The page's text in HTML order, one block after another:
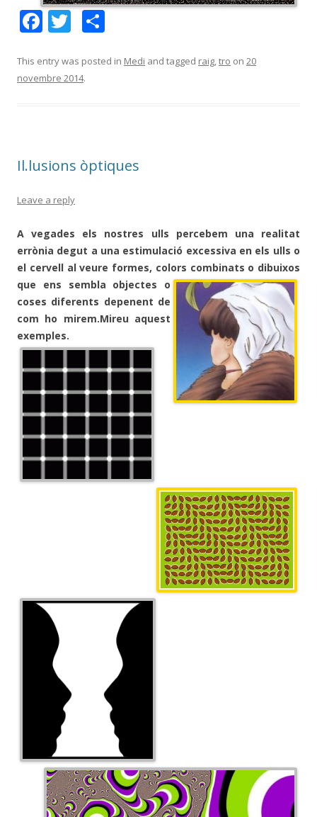
F
e
b
k
T
itt
er
m
ix
This entry was posted in Medi and tagged raig,tro on 20
novembre 2014.
Il.lusions òptiques
Leave a reply
A vegades els nostres ulls percebem una realitat
errònia degut a una estimulació excessiva en els ulls o
el cervell al veure formes, colors combinats o dibuixos
que ens sembla objectes o
coses diferents depenent de
com ho mirem.Mireu aquest
exemples.